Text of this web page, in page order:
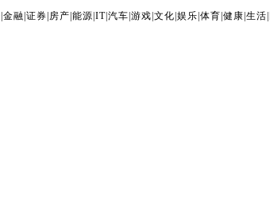
金融 证券 房产 能源 IT| 汽车 游戏 文化 娱乐 体育 健康 生活